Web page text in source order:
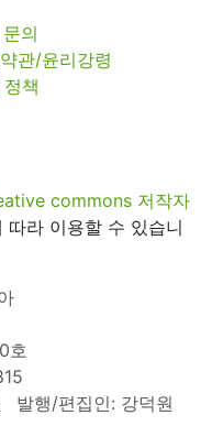
문의
관/윤리강령
책
commons 저작자
따라 이용할 수 있습니
호
발행/편집인: 강덕원